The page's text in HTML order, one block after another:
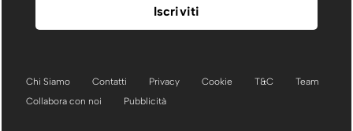
Chi Siamo Contatti Privacy Cookie T&C
Team
Collabora con noi
Pubblicità